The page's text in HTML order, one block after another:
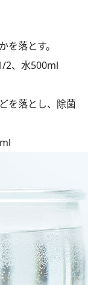
落とす。
2、水500ml
を落とし、除菌